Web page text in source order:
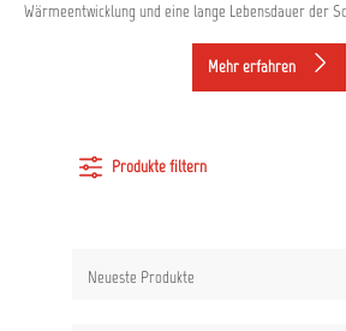
Wärmeentwicklung und eine lange Lebensdauer der
Mehr erfahren
Produkte filtern